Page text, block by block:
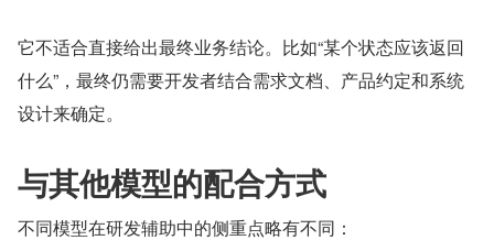
它不适合直接给出最终业务结论。比如“某个状态应该返回
什么”，最终仍需要开发者结合需求文档、产品约定和系统
设计来确定。
与其他模型的配合方式
不同模型在研发辅助中的侧重点略有不同：